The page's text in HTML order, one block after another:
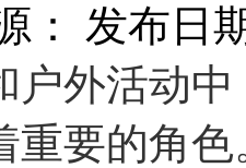
： 发布日
户外活动
重要的角